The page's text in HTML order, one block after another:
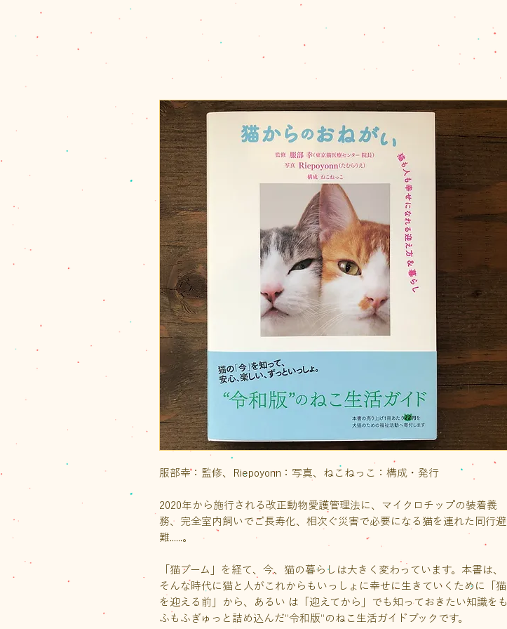
服部幸：監修、Riepoyonn：写真、ねこねっこ：構成・発行
2020年から施行される改正動物愛護管理法に、マイクロチップの装着義
務、完全室内飼いでご長寿化、相次ぐ災害で必要になる猫を連れた同行避
難......。
「猫ブーム」を経て、今、猫の暮らしは大きく変わっています。本書は、
そんな時代に猫と人がこれからもいっしょに幸せに生きていくために「猫
を迎える前」から、あるい は「迎えてから」でも知っておきたい知識をも
ふもふぎゅっと詰め込んだ“令和版“のねこ生活ガイドブックです。